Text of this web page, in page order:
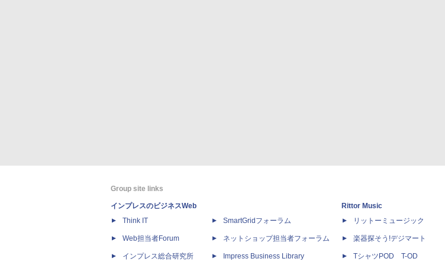
Group site links
インプレスのビジネスWeb
Think IT
Web担当者Forum
インプレス総合研究所
SmartGridフォーラム
ネットショップ担当者フォーラム
Impress Business Library
Rittor Music
リットーミュージック
楽器探そう!デジマート
TシャツPOD T-OD